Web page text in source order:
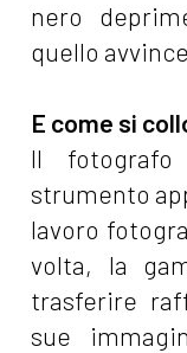
nero
quello
E come si
Il fotografo
strumento
lavoro
volta, la
trasferire
sue